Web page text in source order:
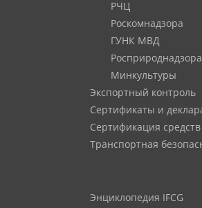
РЧЦ
Роскомнадзора
ГУНК МВД
Росприроднадзора
Минкультуры
Экспортный контроль
Сертификаты и
Сертификация средств
Транспортная
Энциклопедия IFCG